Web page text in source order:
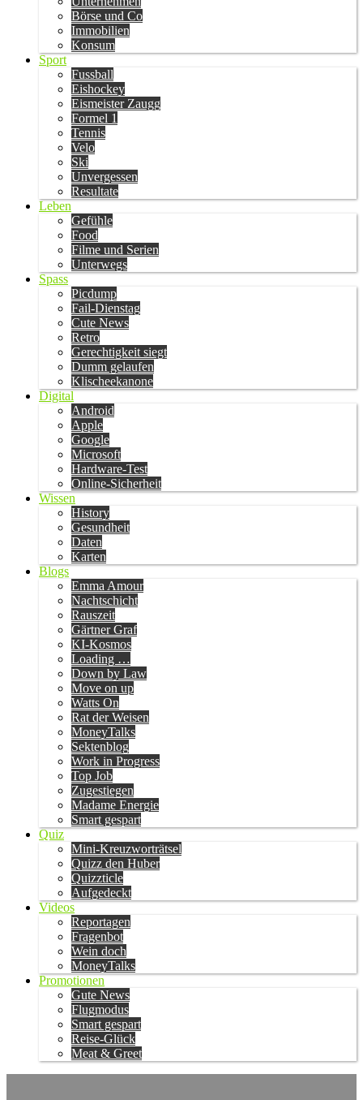
Börse und Co
Immobilien
Konsum
Sport
Fussball
Eishockey
Eismeister Zaugg
Formel 1
Tennis
Velo
Ski
Unvergessen
Resultate
Leben
Gefühle
Food
Filme und Serien
Unterwegs
Spass
Picdump
Fail-Dienstag
Cute News
Retro
Gerechtigkeit siegt
Dumm gelaufen
Klischeekanone
Digital
Android
Apple
Google
Microsoft
Hardware-Test
Online-Sicherheit
Wissen
History
Gesundheit
Daten
Karten
Blogs
Emma Amour
Nachtschicht
Rauszeit
Gärtner Graf
KI-Kosmos
Loading …
Down by Law
Move on up
Watts On
Rat der Weisen
MoneyTalks
Sektenblog
Work in Progress
Top Job
Zugestiegen
Madame Energie
Smart gespart
Quiz
Mini-Kreuzworträtsel
Quizz den Huber
Quizzticle
Aufgedeckt
Videos
Reportagen
Fragenbot
Wein doch
MoneyTalks
Promotionen
Gute News
Flugmodus
Smart gespart
Reise-Glück
Meat & Greet